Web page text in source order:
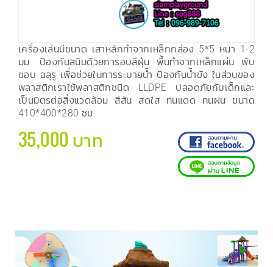
เครื่องเล่นมีขนาด เสาหลักทำจากเหล็กกล่อง 5*5 หนา 1-2
มม. ป้องกันสนิมด้วยการอบสีฝุ่น พื้นทำจากเหล็กแผ่น พับ
ขอบ ฉลุรู เพื่อช่วยในการระบายน้ำ ป้องกันน้ำขัง ในส่วนของ
พลาสติกเราใช้พลาสติกชนิด LLDPE ปลอดภัยกับเด็กและ
เป็นมิตรต่อสิ่งแวดล้อม สีสัน สดใส ทนแดด ทนฝน ขนาด
410*400*280 ซม.
35,000 บาท